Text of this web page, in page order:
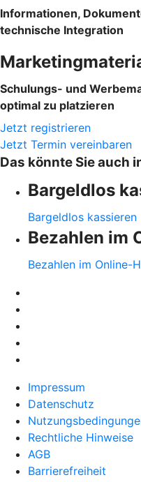
Informationen,
technische Integration
Schulungs- und
optimal zu platzieren
Jetzt registrieren
Jetzt Termin vereinbaren
Das könnte Sie auch
Bargeldlos
Bargeldlos kassieren
Bezahlen im
Bezahlen im Online-
Impressum
Datenschutz
Rechtliche Hinweise
AGB
Barrierefreiheit